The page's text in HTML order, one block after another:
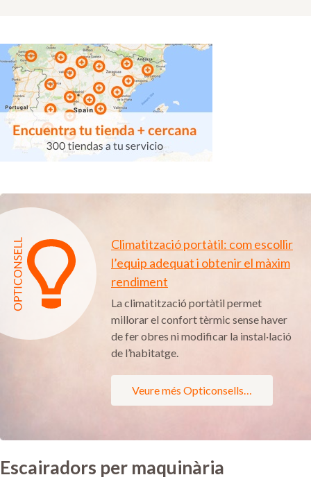
Climatització portàtil: com escollir
l’equip adequat i obtenir el màxim
rendiment
La climatització portàtil permet
millorar el confort tèrmic sense haver
de fer obres ni modificar la instal·lació
de l’habitatge.
Veure més Opticonsells…
Escairadors per maquinària